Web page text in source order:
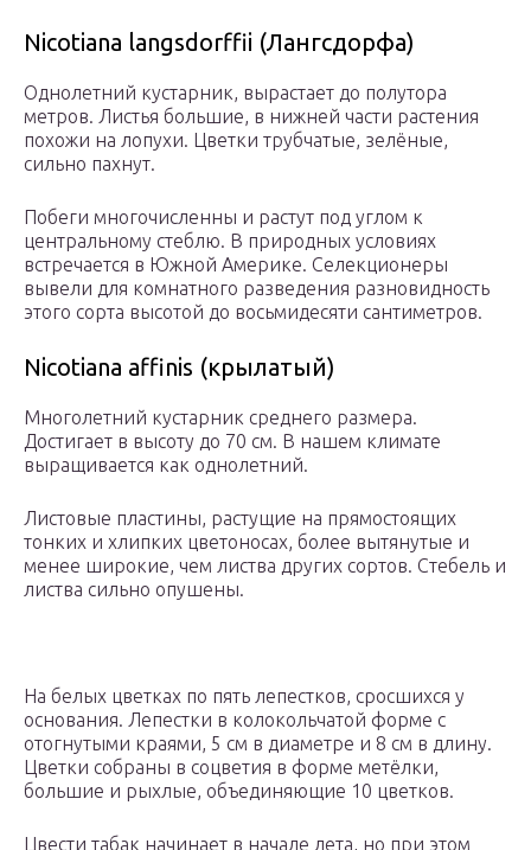
Nicotiana langsdorffii (Лангсдорфа)
Однолетний кустарник, вырастает до полутора
метров. Листья большие, в нижней части растения
похожи на лопухи. Цветки трубчатые, зелёные,
сильно пахнут.
Побеги многочисленны и растут под углом к
центральному стеблю. В природных условиях
встречается в Южной Америке. Селекционеры
вывели для комнатного разведения разновидность
этого сорта высотой до восьмидесяти сантиметров.
Nicotiana affinis (крылатый)
Многолетний кустарник среднего размера.
Достигает в высоту до 70 см. В нашем климате
выращивается как однолетний.
Листовые пластины, растущие на прямостоящих
тонких и хлипких цветоносах, более вытянутые и
менее широкие, чем листва других сортов. Стебель и
листва сильно опушены.
На белых цветках по пять лепестков, сросшихся у
основания. Лепестки в колокольчатой форме с
отогнутыми краями, 5 см в диаметре и 8 см в длину.
Цветки собраны в соцветия в форме метёлки,
большие и рыхлые, объединяющие 10 цветков.
Цвести табак начинает в начале лета, но при этом